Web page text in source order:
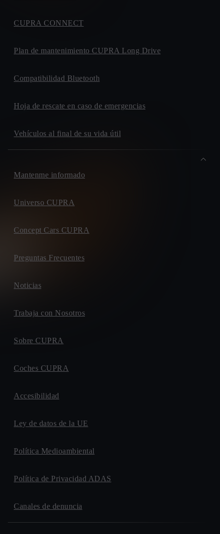
CUPRA CONNECT
Plan de mantenimiento CUPRA Long Drive
Compatibilidad Bluetooth
Hoja de rescate en caso de emergencias
Vehículos al final de su vida útil
Mantenme informado
Universo CUPRA
Concept Cars CUPRA
Preguntas Frecuentes
Noticias
Trabaja con Nosotros
Sobre CUPRA
Coches CUPRA
Accesibilidad
Ley de datos de la UE
Política Medioambiental
Política de Privacidad ADAS
Canales de denuncia